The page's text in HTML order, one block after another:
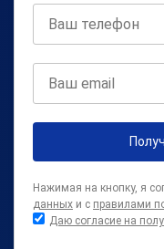
Нажимая на кнопку, я
данных и с правилами
Даю согласие на